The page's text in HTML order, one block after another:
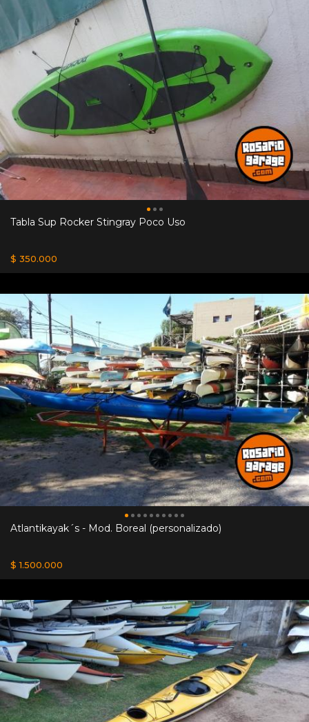
Tabla Sup Rocker Stingray Poco Uso
$ 350.000
Atlantikayak´s - Mod. Boreal (personalizado)
$ 1.500.000